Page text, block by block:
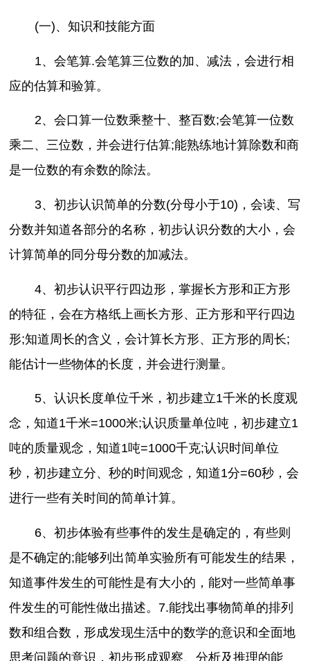
(一)、知识和技能方面
1、会笔算.会笔算三位数的加、减法，会进行相
应的估算和验算。
2、会口算一位数乘整十、整百数;会笔算一位数
乘二、三位数，并会进行估算;能熟练地计算除数和商
是一位数的有余数的除法。
3、初步认识简单的分数(分母小于10)，会读、写
分数并知道各部分的名称，初步认识分数的大小，会
计算简单的同分母分数的加减法。
4、初步认识平行四边形，掌握长方形和正方形
的特征，会在方格纸上画长方形、正方形和平行四边
形;知道周长的含义，会计算长方形、正方形的周长;
能估计一些物体的长度，并会进行测量。
5、认识长度单位千米，初步建立1千米的长度观
念，知道1千米=1000米;认识质量单位吨，初步建立1
吨的质量观念，知道1吨=1000千克;认识时间单位
秒，初步建立分、秒的时间观念，知道1分=60秒，会
进行一些有关时间的简单计算。
6、初步体验有些事件的发生是确定的，有些则
是不确定的;能够列出简单实验所有可能发生的结果，
知道事件发生的可能性是有大小的，能对一些简单事
件发生的可能性做出描述。7.能找出事物简单的排列
数和组合数，形成发现生活中的数学的意识和全面地
思考问题的意识，初步形成观察、分析及推理的能